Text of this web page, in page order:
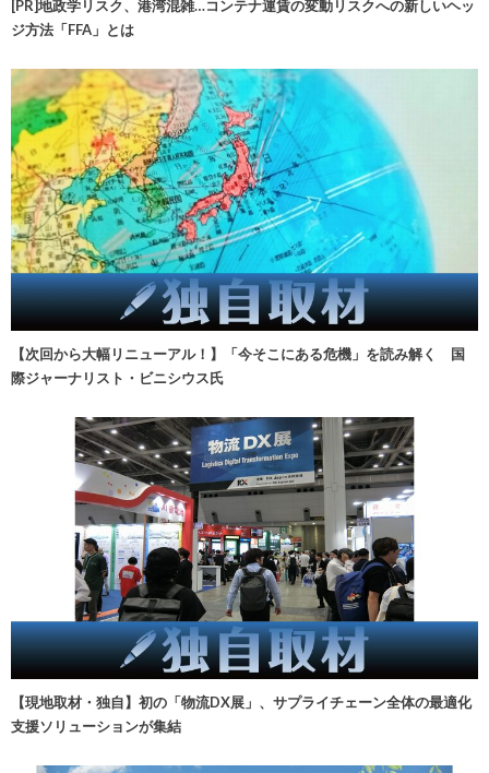
[PR]地政学リスク、港湾混雑…コンテナ運賃の変動リスクへの新しいヘッ
ジ方法「FFA」とは
【次回から大幅リニューアル！】「今そこにある危機」を読み解く 国
際ジャーナリスト・ビニシウス氏
【現地取材・独自】初の「物流DX展」、サプライチェーン全体の最適化
支援ソリューションが集結